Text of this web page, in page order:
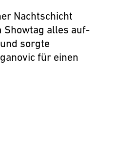
Nachtschicht
Showtag alles auf-
sorgte
für einen